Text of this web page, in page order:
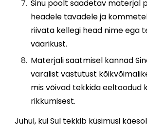
Sinu poolt saadetav materjal
headele tavadele ja
riivata kellegi head nime ega
väärikust.
Materjali saatmisel kannad
varalist vastutust
mis võivad tekkida eeltoodud
rikkumisest.
Juhul, kui Sul tekkib küsimusi